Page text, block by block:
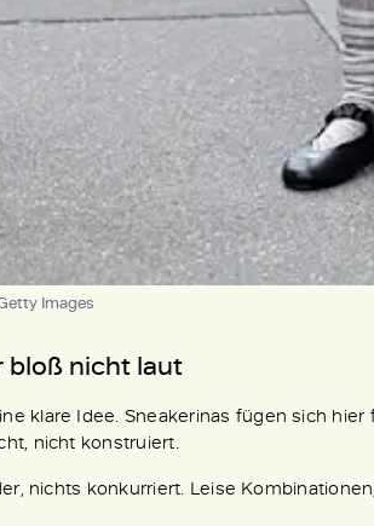
Images
bloß nicht laut
klare Idee. Sneakerinas fügen sich
nicht konstruiert.
nichts konkurriert. Leise